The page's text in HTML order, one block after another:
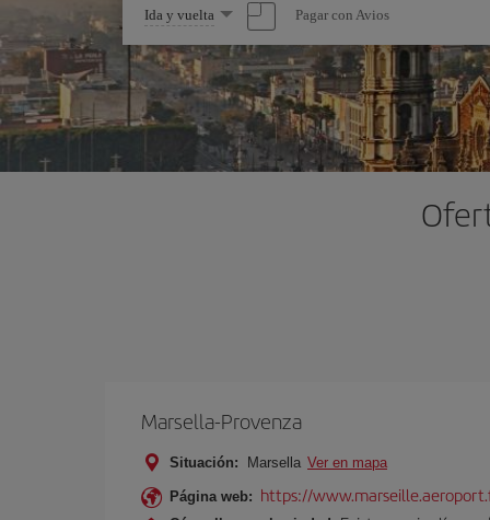
Seleccione
una
opción
Ida y vuelta Pagar con Avios
Marsella-Provenza
Situación: Marsella Ver en mapa
Página web: https://